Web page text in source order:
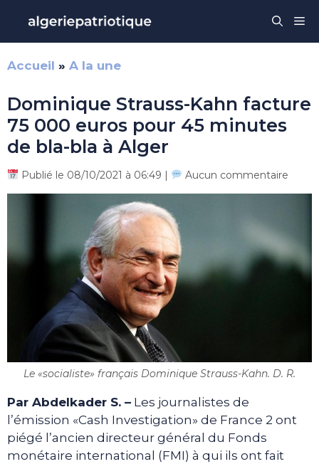
contenu
Accueil » A la une
Dominique Strauss-Kahn facture
75 000 euros pour 45 minutes
de bla-bla à Alger
Publié le 08/10/2021 à 06:49 | Aucun commentaire
Le «socialiste» français Dominique Strauss-Kahn. D. R.
Par Abdelkader S. – Les journalistes de
l’émission «Cash Investigation» de France 2 ont
piégé l’ancien directeur général du Fonds
monétaire international (FMI) à qui ils ont fait